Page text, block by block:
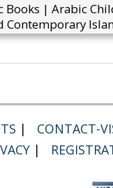
Books | Arabic
Contemporary
| CONTACT-
|